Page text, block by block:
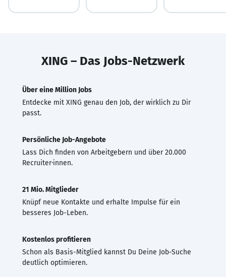
XING – Das Jobs-Netzwerk
Über eine Million Jobs
Entdecke mit XING genau den Job, der wirklich zu Dir
passt.
Persönliche Job-Angebote
Lass Dich finden von Arbeitgebern und über 20.000
Recruiter·innen.
21 Mio. Mitglieder
Knüpf neue Kontakte und erhalte Impulse für ein
besseres Job-Leben.
Kostenlos profitieren
Schon als Basis-Mitglied kannst Du Deine Job-Suche
deutlich optimieren.